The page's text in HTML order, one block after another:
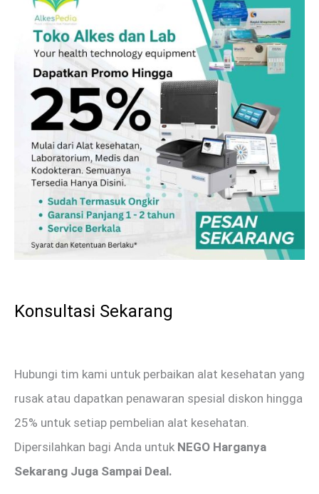
Konsultasi Sekarang
Hubungi tim kami untuk perbaikan alat kesehatan yang
rusak atau dapatkan penawaran spesial diskon hingga
25% untuk setiap pembelian alat kesehatan.
Dipersilahkan bagi Anda untuk NEGO Harganya
Sekarang Juga Sampai Deal.